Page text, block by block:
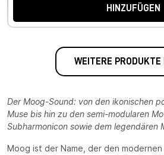
HINZUFÜGEN
WEITERE PRODUKTE
Der Moog-Sound: von den ikonischen
Muse bis hin zu den semi-modularen
Subharmonicon sowie dem legendären
Moog ist der Name, der den